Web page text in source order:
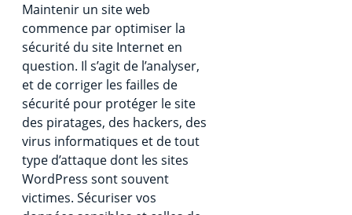
Maintenir un site web
commence par optimiser la
sécurité du site Internet en
question. Il s’agit de l’analyser,
et de corriger les failles de
sécurité pour protéger le site
des piratages, des hackers, des
virus informatiques et de tout
type d’attaque dont les sites
WordPress sont souvent
victimes. Sécuriser vos